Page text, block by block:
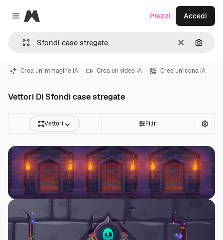
Close menu
Magnific
CancellaCerca
Prezzi Accedi
Crea un'immagine IA Crea un video IA Crea un'icona IA
Vettori Di Sfondi case stregate
Vettori Filtri